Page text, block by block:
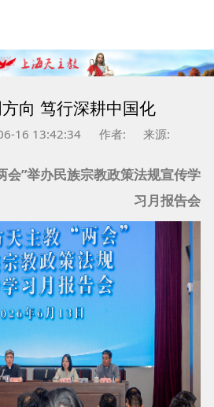
向 笃行深耕中国化
16 13:42:34 作者: 来源:
”举办民族宗教政策法规宣传学
习月报告会